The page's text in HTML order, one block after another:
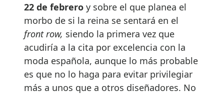
22 de febrero y sobre el que planea el
morbo de si la reina se sentará en el
front row, siendo la primera vez que
acudiría a la cita por excelencia con la
moda española, aunque lo más probable
es que no lo haga para evitar privilegiar
más a unos que a otros diseñadores. No